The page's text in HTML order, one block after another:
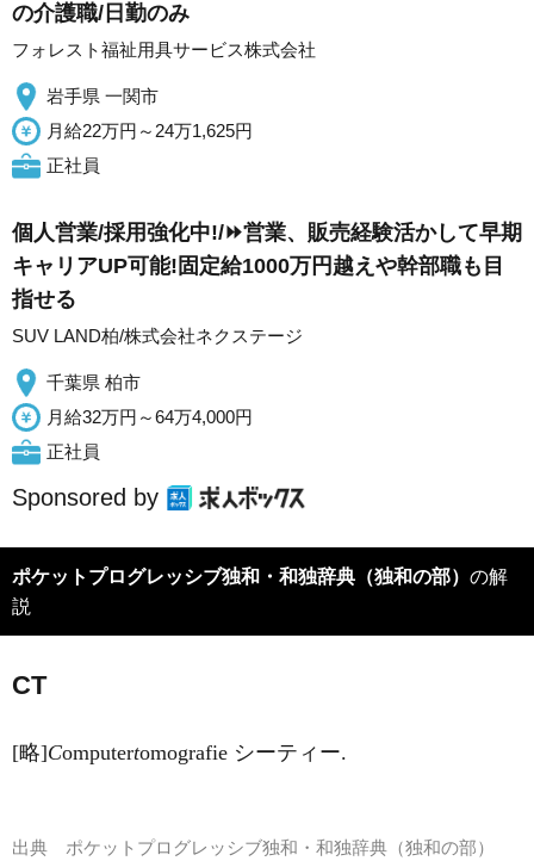
の介護職/日勤のみ
フォレスト福祉用具サービス株式会社
岩手県 一関市
月給22万円～24万1,625円
正社員
個人営業/採用強化中!/⏩️営業、販売経験活かして早期
キャリアUP可能!固定給1000万円越えや幹部職も目
指せる
SUV LAND柏/株式会社ネクステージ
千葉県 柏市
月給32万円～64万4,000円
正社員
Sponsored by
ポケットプログレッシブ独和・和独辞典（独和の部） の解
説
CT
[略]Computertomografie シーティー.
出典 ポケットプログレッシブ独和・和独辞典（独和の部）